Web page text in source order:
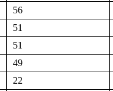
56
51
51
49
22